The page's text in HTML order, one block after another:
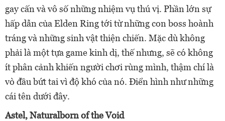
gay cấn và vô số những nhiệm vụ thú vị. Phần lớn sự
hấp dẫn của Elden Ring tới từ những con boss hoành
tráng và những sinh vật thiện chiến. Mặc dù không
phải là một tựa game kinh dị, thế nhưng, sẽ có không
ít phân cảnh khiến người chơi rùng mình, thậm chí là
vò đầu bứt tai vì độ khó của nó. Điển hình như những
cái tên dưới đây.
Astel, Naturalborn of the Void